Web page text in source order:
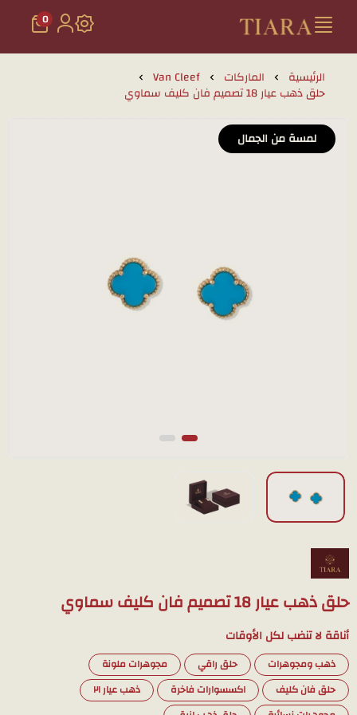
تيارا للذهب والمجوهرات
0
الرئيسية الماركات Van Cleef
حلق ذهب عيار 18 تصميم فان كليف سماوي
لمسة من الجمال
حلق ذهب عيار 18 تصميم فان كليف سماوي
أناقة لا تنضب لكل الأوقات
ذهب ومجوهرات حلق راقي
مجوهرات ملونة
حلق فان كليف
اكسسوارات فاخرة
ذهب عيار ٢١